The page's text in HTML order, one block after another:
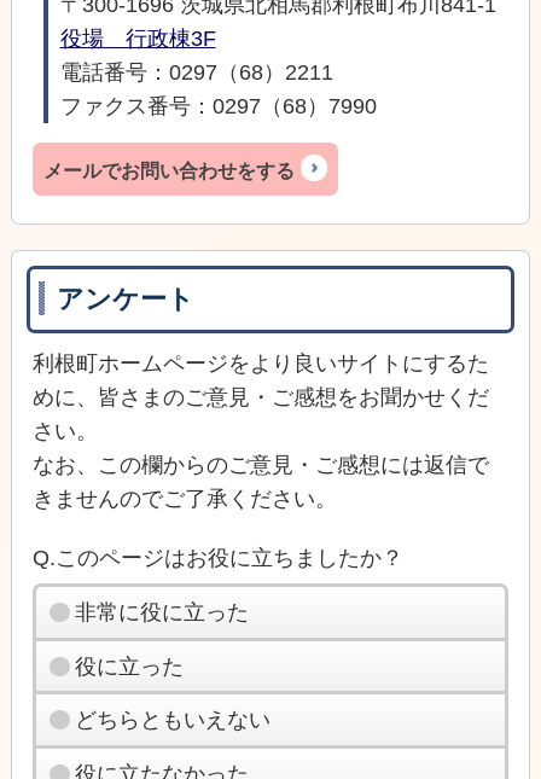
役場 行政棟3F
電話番号：0297（68）2211
ファクス番号：0297（68）7990
メールでお問い合わせをする
アンケート
利根町ホームページをより良いサイトにするた
めに、皆さまのご意見・ご感想をお聞かせくだ
さい。
なお、この欄からのご意見・ご感想には返信で
きませんのでご了承ください。
Q.このページはお役に立ちましたか？
非常に役に立った
役に立った
どちらともいえない